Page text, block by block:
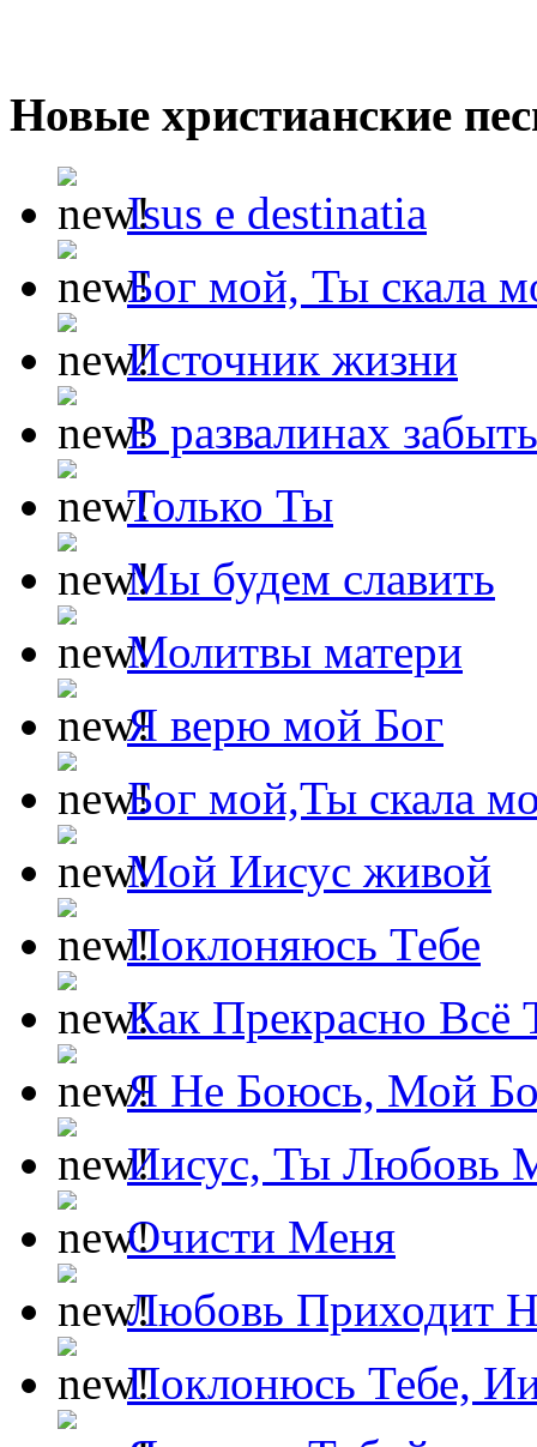
Новые христианские
Isus e destinatia
Бог мой, Ты скала
Источник жизни
В развалинах
Только Ты
Мы будем славить
Молитвы матери
Я верю мой Бог
Бог мой,Ты скала
Мой Иисус живой
Поклоняюсь Тебе
Как Прекрасно Всё
Я Не Боюсь, Мой
Иисус, Ты Любовь
Очисти Меня
Любовь Приходит
Поклонюсь Тебе,